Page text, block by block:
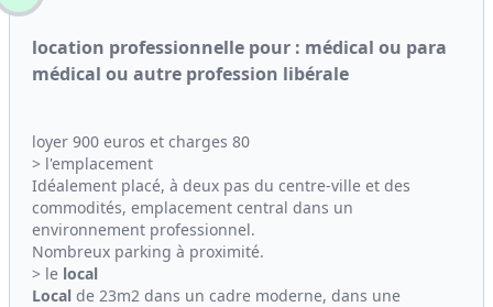
location professionnelle pour : médical ou para
médical ou autre profession libérale
loyer 900 euros et charges 80
> l'emplacement
Idéalement placé, à deux pas du centre-ville et des
commodités, emplacement central dans un
environnement professionnel.
Nombreux parking à proximité.
> le local
Local de 23m2 dans un cadre moderne, dans une